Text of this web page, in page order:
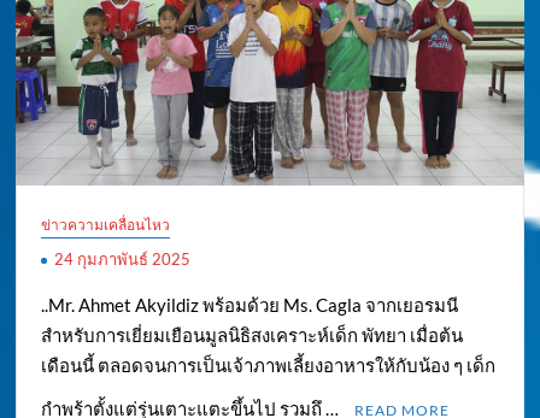
ข่าวความเคลื่อนไหว
24 กุมภาพันธ์ 2025
..Mr. Ahmet Akyildiz พร้อมด้วย Ms. Cagla จากเยอรมนี
สำหรับการเยี่ยมเยือนมูลนิธิสงเคราะห์เด็ก พัทยา เมื่อต้น
เดือนนี้ ตลอดจนการเป็นเจ้าภาพเลี้ยงอาหารให้กับน้อง ๆ เด็ก
กำพร้าตั้งแต่รุ่นเตาะแตะขึ้นไป รวมถึ …
READ MORE